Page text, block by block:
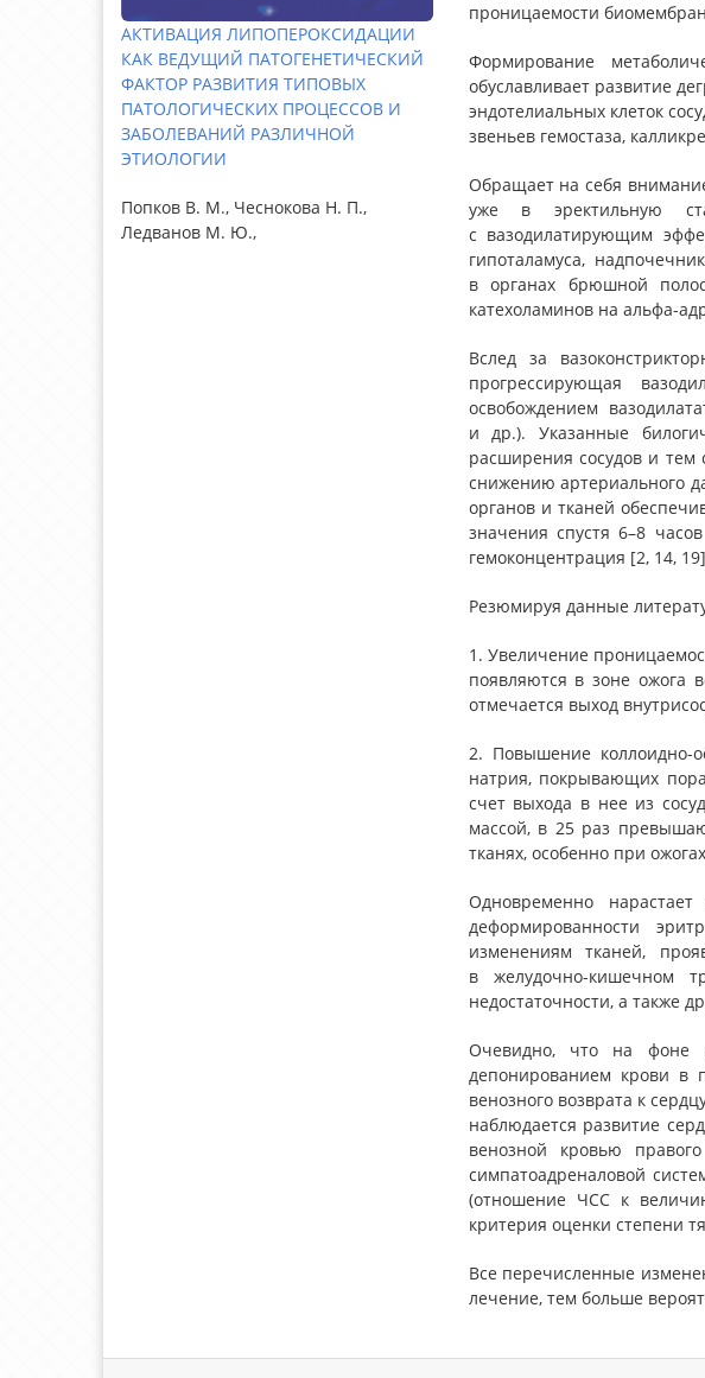
АКТИВАЦИЯ ЛИПОПЕРОКСИДАЦИИ
КАК ВЕДУЩИЙ ПАТОГЕНЕТИЧЕСКИЙ
ФАКТОР РАЗВИТИЯ ТИПОВЫХ
ПАТОЛОГИЧЕСКИХ ПРОЦЕССОВ И
ЗАБОЛЕВАНИЙ РАЗЛИЧНОЙ
ЭТИОЛОГИИ
Попков В. М., Чеснокова Н. П.,
Ледванов М. Ю.,
проницаемости
Формирование
обуславливает развитие
эндотелиальных клеток
звеньев гемостаза,
Обращает на себя
уже в эректильную
с вазодилатирующим
гипоталамуса,
в органах брюшной
катехоламинов на альфа-
Вслед за
прогрессирующая
освобождением
и др.). Указанные
расширения сосудов и тем
снижению артериального
органов и тканей
значения спустя 6–8
гемоконцентрация [2, 14,
Резюмируя данные
1. Увеличение
появляются в зоне ожога
отмечается выход
2. Повышение коллоидно-
натрия, покрывающих
счет выхода в нее из
массой, в 25 раз
тканях, особенно при
Одновременно
деформированности
изменениям тканей,
в желудочно-кишечном
недостаточности, а также
Очевидно, что на фоне
депонированием крови в
венозного возврата к
наблюдается развитие
венозной кровью
симпатоадреналовой
(отношение ЧСС к
критерия оценки степени
Все перечисленные
лечение, тем больше